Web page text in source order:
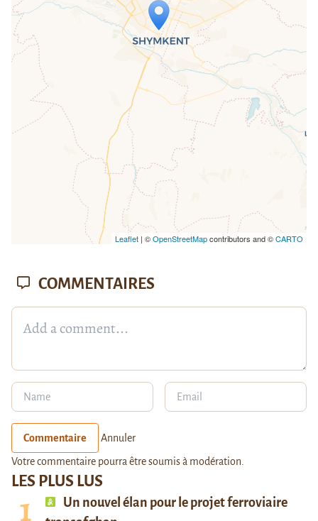
Travelers' Map is loading...
If you see this after your page is
loaded completely, leafletJS files are
missing.
Leaflet| ©OpenStreetMapcontributors and ©CARTO
LES PLUS LUS
Un nouvel élan pour le projet ferroviaire
COMMENTAIRES
Commentaire Annuler
Votre commentaire pourra être soumis à modération.